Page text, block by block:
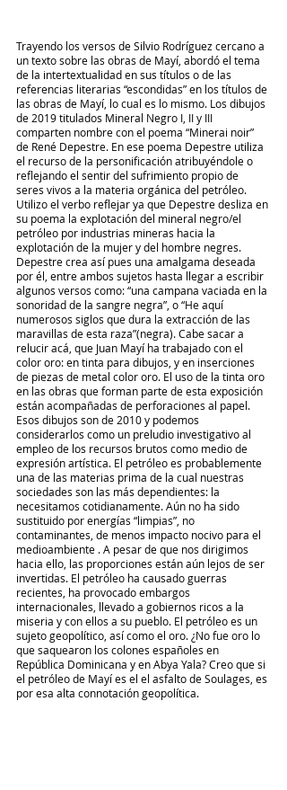
Trayendo los versos de Silvio Rodríguez cercano a
un texto sobre las obras de Mayí, abordó el tema
de la intertextualidad en sus títulos o de las
referencias literarias “escondidas” en los títulos de
las obras de Mayí, lo cual es lo mismo. Los dibujos
de 2019 titulados Mineral Negro I, II y III
comparten nombre con el poema “Minerai noir”
de René Depestre. En ese poema Depestre utiliza
el recurso de la personificación atribuyéndole o
reflejando el sentir del sufrimiento propio de
seres vivos a la materia orgánica del petróleo.
Utilizo el verbo reflejar ya que Depestre desliza en
su poema la explotación del mineral negro/el
petróleo por industrias mineras hacia la
explotación de la mujer y del hombre negres.
Depestre crea así pues una amalgama deseada
por él, entre ambos sujetos hasta llegar a escribir
algunos versos como: “una campana vaciada en la
sonoridad de la sangre negra”, o “He aquí
numerosos siglos que dura la extracción de las
maravillas de esta raza”(negra). Cabe sacar a
relucir acá, que Juan Mayí ha trabajado con el
color oro: en tinta para dibujos, y en inserciones
de piezas de metal color oro. El uso de la tinta oro
en las obras que forman parte de esta exposición
están acompañadas de perforaciones al papel.
Esos dibujos son de 2010 y podemos
considerarlos como un preludio investigativo al
empleo de los recursos brutos como medio de
expresión artística. El petróleo es probablemente
una de las materias prima de la cual nuestras
sociedades son las más dependientes: la
necesitamos cotidianamente. Aún no ha sido
sustituido por energías “limpias”, no
contaminantes, de menos impacto nocivo para el
medioambiente . A pesar de que nos dirigimos
hacia ello, las proporciones están aún lejos de ser
invertidas. El petróleo ha causado guerras
recientes, ha provocado embargos
internacionales, llevado a gobiernos ricos a la
miseria y con ellos a su pueblo. El petróleo es un
sujeto geopolítico, así como el oro. ¿No fue oro lo
que saquearon los colones españoles en
República Dominicana y en Abya Yala? Creo que si
el petróleo de Mayí es el el asfalto de Soulages, es
por esa alta connotación geopolítica.